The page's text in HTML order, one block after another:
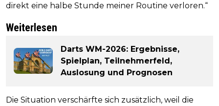
direkt eine halbe Stunde meiner Routine verloren.“
Weiterlesen
Darts WM-2026: Ergebnisse,
Spielplan, Teilnehmerfeld,
Auslosung und Prognosen
Die Situation verschärfte sich zusätzlich, weil die